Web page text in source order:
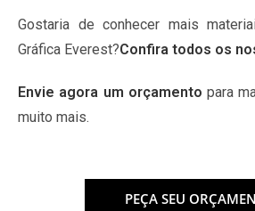
Gostaria de conhecer mais
Gráfica Everest?Confira todos os
Envie agora um orçamento para
muito mais.
PEÇA SEU